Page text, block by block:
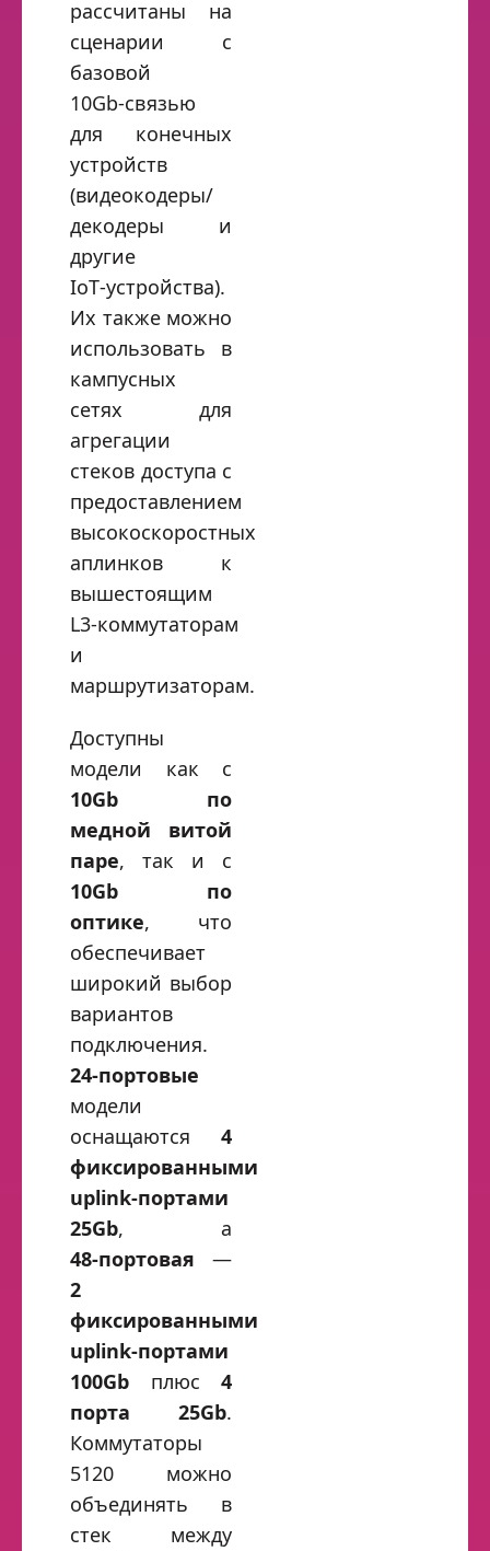
рассчитаны на
сценарии с
базовой
10Gb‑связью
для конечных
устройств
(видеокодеры/
декодеры и
другие
IoT‑устройства).
Их также можно
использовать в
кампусных
сетях для
агрегации
стеков доступа с
предоставлением
высокоскоростных
аплинков к
вышестоящим
L3‑коммутаторам
и
маршрутизаторам.
Доступны
модели как с
10Gb по
медной витой
паре, так и с
10Gb по
оптике, что
обеспечивает
широкий выбор
вариантов
подключения.
24‑портовые
модели
оснащаются 4
фиксированными
uplink‑портами
25Gb, а
48‑портовая —
2
фиксированными
uplink‑портами
100Gb плюс 4
порта 25Gb.
Коммутаторы
5120 можно
объединять в
стек между